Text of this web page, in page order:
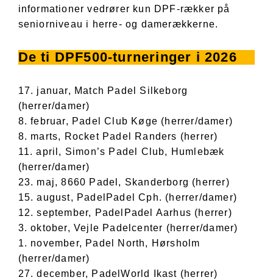
informationer vedrører kun DPF-rækker på
seniorniveau i herre- og damerækkerne.
De ti DPF500-turneringer i 2026
17. januar, Match Padel Silkeborg
(herrer/damer)
8. februar, Padel Club Køge (herrer/damer)
8. marts, Rocket Padel Randers (herrer)
11. april, Simon’s Padel Club, Humlebæk
(herrer/damer)
23. maj, 8660 Padel, Skanderborg (herrer)
15. august, PadelPadel Cph. (herrer/damer)
12. september, PadelPadel Aarhus (herrer)
3. oktober, Vejle Padelcenter (herrer/damer)
1. november, Padel North, Hørsholm
(herrer/damer)
27. december, PadelWorld Ikast (herrer)